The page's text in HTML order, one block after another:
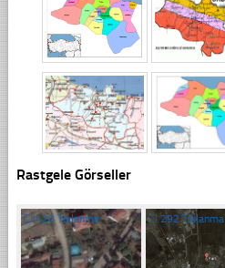
Rastgele Görseller
☐ 420 Tıklanma ☐292 Tıklanma